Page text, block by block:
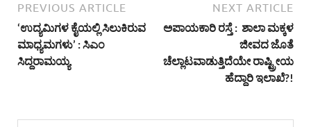
PREVIOUS ARTICLE
‘ಉದ್ಯಮಿಗಳ ಕೈಯಲ್ಲಿ ಸಿಲುಕಿರುವ
ಮಾಧ್ಯಮಗಳು’ : ಸಿಎಂ
ಸಿದ್ದರಾಮಯ್ಯ
NEXT ARTICLE
ಅಪಾಯಕಾರಿ ರಸ್ತೆ : ಶಾಲಾ ಮಕ್ಕಳ
ಜೀವದ ಜೊತೆ
ಚೆಲ್ಲಾಟವಾಡುತ್ತಿದೆಯೇ ರಾಷ್ಟ್ರೀಯ
ಹೆದ್ದಾರಿ ಇಲಾಖೆ?!